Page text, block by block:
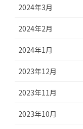
2024年3月
2024年2月
2024年1月
2023年12月
2023年11月
2023年10月